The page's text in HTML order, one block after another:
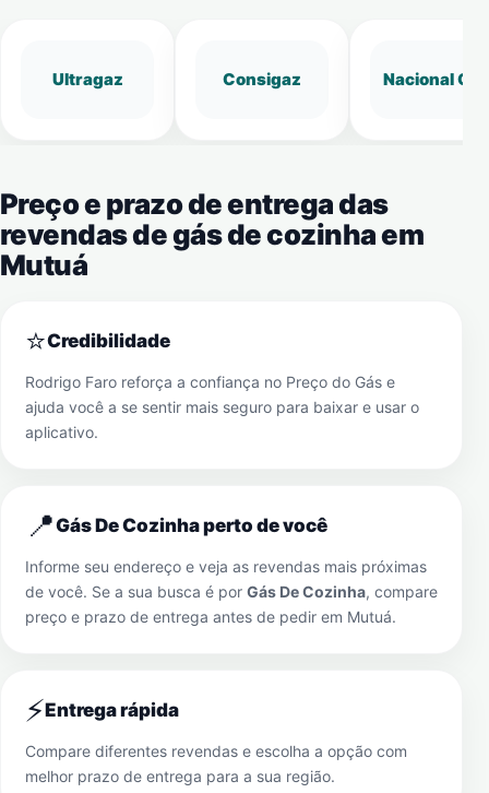
Ultragaz Consigaz Nacional Gás
Preço e prazo de entrega das
revendas de gás de cozinha em
Mutuá
⭐Credibilidade
Rodrigo Faro reforça a confiança no Preço do Gás e
ajuda você a se sentir mais seguro para baixar e usar o
aplicativo.
📍Gás De Cozinha perto de você
Informe seu endereço e veja as revendas mais próximas
de você. Se a sua busca é por Gás De Cozinha, compare
preço e prazo de entrega antes de pedir em Mutuá.
⚡Entrega rápida
Compare diferentes revendas e escolha a opção com
melhor prazo de entrega para a sua região.